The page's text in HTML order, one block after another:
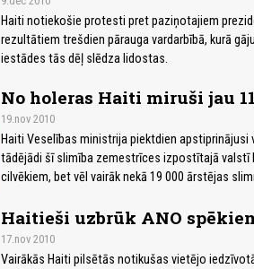
Haiti notiekošie protesti pret paziņotajiem
rezultātiem trešdien pārauga vardarbībā, kurā
iestādes tās dēļ slēdza lidostas.
No holeras Haiti miruši jau
19.nov 2010
Haiti Veselības ministrija piektdien apstiprinājusi
tādējādi šī slimība zemestrīces izpostītajā valstī
cilvēkiem, bet vēl vairāk nekā 19 000 ārstējas
Haitieši uzbrūk ANO
17.nov 2010
Vairākās Haiti pilsētās notikušas vietējo